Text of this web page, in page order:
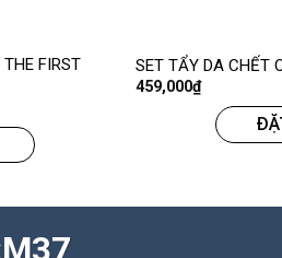
FIRST
SET TẨY DA CHẾT
459,000₫